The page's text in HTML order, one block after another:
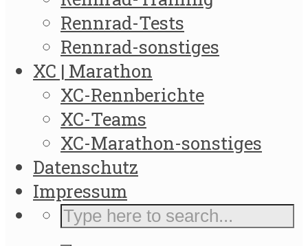
Rennrad-Tests
Rennrad-sonstiges
XC | Marathon
XC-Rennberichte
XC-Teams
XC-Marathon-sonstiges
Datenschutz
Impressum